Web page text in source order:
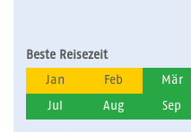
Beste Reisezeit
Jan Feb Mär
Jul Aug Sep